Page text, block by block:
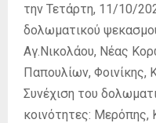
την Τετάρτη, 11/10/
δολωματικού
Αγ.Νικολάου, Νέας
Παπουλίων, Φοινίκης,
Συνέχιση του
κοινότητες: